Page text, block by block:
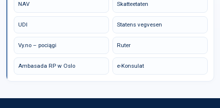
NAV Skatteetaten
UDI Statens vegvesen
Vy.no – pociągi Ruter
Ambasada RP w Oslo e-Konsulat